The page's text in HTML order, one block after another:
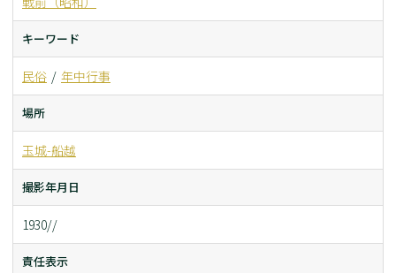
キーワード
民俗 年中行事
場所
玉城-船越
撮影年月日
1930//
責任表示